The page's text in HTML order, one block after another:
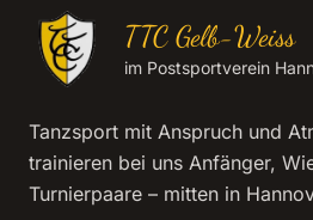
TTC Gelb-Weiss
im Postsportverein
Tanzsport mit Anspruch und
trainieren bei uns Anfänger,
Turnierpaare – mitten in